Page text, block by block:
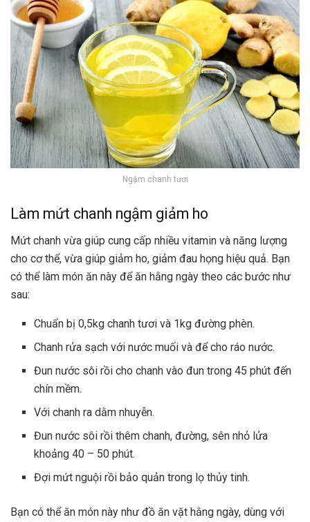
Ngậm chanh tươi
Làm mứt chanh ngậm giảm ho
Mứt chanh vừa giúp cung cấp nhiều vitamin và năng lượng
cho cơ thể, vừa giúp giảm ho, giảm đau họng hiệu quả. Bạn
có thể làm món ăn này để ăn hằng ngày theo các bước như
sau:
Chuẩn bị 0,5kg chanh tươi và 1kg đường phèn.
Chanh rửa sạch với nước muối và để cho ráo nước.
Đun nước sôi rồi cho chanh vào đun trong 45 phút đến
chín mềm.
Với chanh ra dằm nhuyễn.
Đun nước sôi rồi thêm chanh, đường, sên nhỏ lửa
khoảng 40 – 50 phút.
Đợi mứt nguội rồi bảo quản trong lọ thủy tinh.
Bạn có thể ăn món này như đồ ăn vặt hằng ngày, dùng với